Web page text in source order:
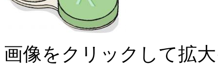
画像をクリックして拡